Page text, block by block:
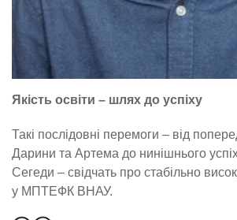
Якість освіти – шлях до успіху
Такі послідовні перемоги – від
Дарини та Артема до нинішнього
Сегеди – свідчать про стабільно
у МПТЕФК ВНАУ.